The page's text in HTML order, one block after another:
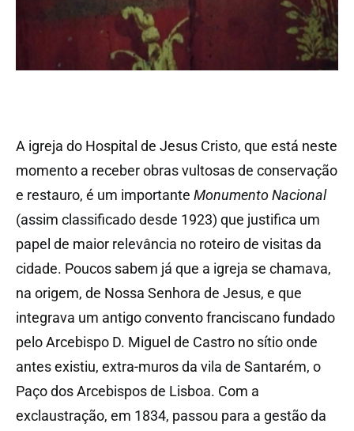
A igreja do Hospital de Jesus Cristo, que está neste
momento a receber obras vultosas de conservação
e restauro, é um importante Monumento Nacional
(assim classificado desde 1923) que justifica um
papel de maior relevância no roteiro de visitas da
cidade. Poucos sabem já que a igreja se chamava,
na origem, de Nossa Senhora de Jesus, e que
integrava um antigo convento franciscano fundado
pelo Arcebispo D. Miguel de Castro no sítio onde
antes existiu, extra-muros da vila de Santarém, o
Paço dos Arcebispos de Lisboa. Com a
exclaustração, em 1834, passou para a gestão da